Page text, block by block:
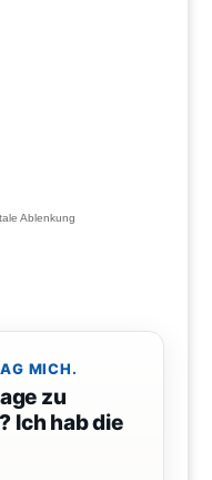
Ablenkung
MICH.
zu
Ich hab die